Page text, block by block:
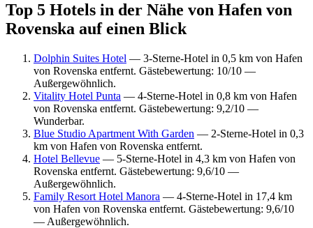
Top 5 Hotels in der Nähe von Hafen von
Rovenska auf einen Blick
Dolphin Suites Hotel — 3-Sterne-Hotel in 0,5 km von Hafen
von Rovenska entfernt. Gästebewertung: 10/10 —
Außergewöhnlich.
Vitality Hotel Punta — 4-Sterne-Hotel in 0,8 km von Hafen
von Rovenska entfernt. Gästebewertung: 9,2/10 —
Wunderbar.
Blue Studio Apartment With Garden — 2-Sterne-Hotel in 0,3
km von Hafen von Rovenska entfernt.
Hotel Bellevue — 5-Sterne-Hotel in 4,3 km von Hafen von
Rovenska entfernt. Gästebewertung: 9,6/10 —
Außergewöhnlich.
Family Resort Hotel Manora — 4-Sterne-Hotel in 17,4 km
von Hafen von Rovenska entfernt. Gästebewertung: 9,6/10
— Außergewöhnlich.